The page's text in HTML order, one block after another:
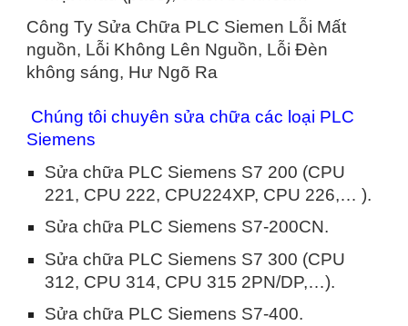
Công Ty Sửa Chữa PLC Siemen Lỗi Mất
nguồn, Lỗi Không Lên Nguồn, Lỗi Đèn
không sáng, Hư Ngõ Ra
Chúng tôi chuyên sửa chữa các loại PLC
Siemens
Sửa chữa PLC Siemens S7 200 (CPU
221, CPU 222, CPU224XP, CPU 226,… ).
Sửa chữa PLC Siemens S7-200CN.
Sửa chữa PLC Siemens S7 300 (CPU
312, CPU 314, CPU 315 2PN/DP,…).
Sửa chữa PLC Siemens S7-400.